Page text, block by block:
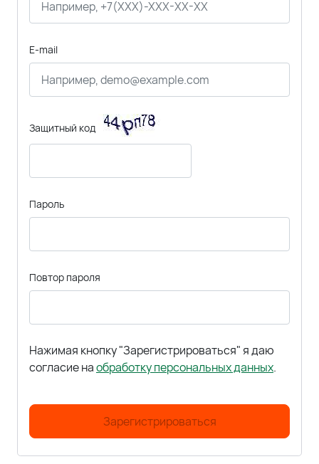
E-mail
Защитный код
Пароль
Повтор пароля
Нажимая кнопку "Зарегистрироваться" я даю
согласие наобработку персональных данных.
Зарегистрироваться